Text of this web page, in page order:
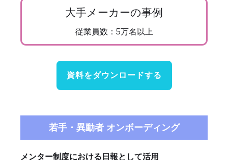
大手メーカーの事例
従業員数：5万名以上
資料をダウンロードする
若手・異動者 オンボーディング
メンター制度における日報として活用